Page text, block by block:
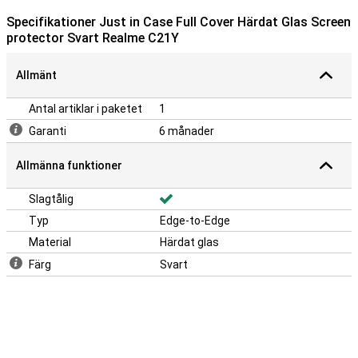
Specifikationer Just in Case Full Cover Härdat Glas Screen
protector Svart Realme C21Y
Allmänt
Antal artiklar i paketet
1
Garanti
6 månader
Allmänna funktioner
Slagtålig
Typ
Edge-to-Edge
Material
Härdat glas
Färg
Svart